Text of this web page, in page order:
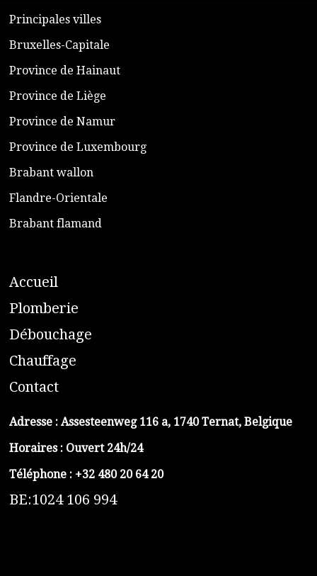
​Principales villes
​Bruxelles-Capitale
​Province de Hainaut
Province de Liège
​Province de Namur
​Province de Luxembourg
​Brabant wallon
​Flandre-Orientale
​Brabant flamand
Accueil
​Plomberie
Débouchage
Chauffage
Contact
Adresse : Assesteenweg 116 a, 1740 Ternat, Belgique
Horaires : Ouvert 24h/24
Téléphone : +32 480 20 64 20
BE:1024 106 994